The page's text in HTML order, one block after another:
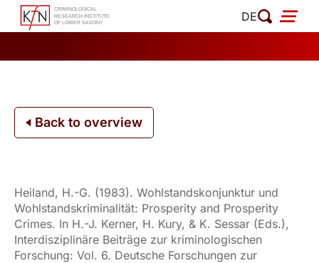
Skip
DE
Back to overview
Heiland, H.-G. (1983). Wohlstandskonjunktur und
Wohlstandskriminalität: Prosperity and Prosperity
Crimes. In H.-J. Kerner, H. Kury, & K. Sessar (Eds.),
Interdisziplinäre Beiträge zur kriminologischen
Forschung: Vol. 6. Deutsche Forschungen zur